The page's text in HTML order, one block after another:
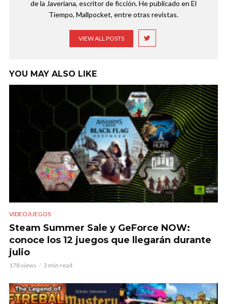
de la Javeriana, escritor de ficción. He publicado en El
Tiempo, Mallpocket, entre otras revistas.
VIEW ALL POSTS
YOU MAY ALSO LIKE
VIDEOJUEGOS
Steam Summer Sale y GeForce NOW:
conoce los 12 juegos que llegarán durante
julio
178 views 3 min read